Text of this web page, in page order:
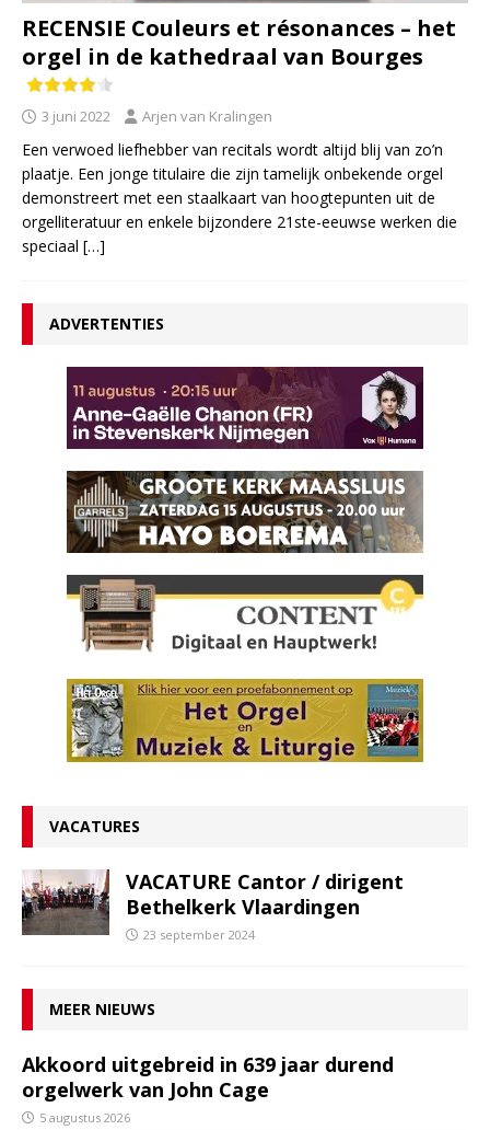
RECENSIE Couleurs et résonances – het
orgel in de kathedraal van Bourges
3 juni 2022 Arjen van Kralingen
Een verwoed liefhebber van recitals wordt altijd blij van zo’n
plaatje. Een jonge titulaire die zijn tamelijk onbekende orgel
demonstreert met een staalkaart van hoogtepunten uit de
orgelliteratuur en enkele bijzondere 21ste-eeuwse werken die
speciaal […]
ADVERTENTIES
VACATURES
VACATURE Cantor / dirigent
Bethelkerk Vlaardingen
23 september 2024
MEER NIEUWS
Akkoord uitgebreid in 639 jaar durend
orgelwerk van John Cage
5 augustus 2026